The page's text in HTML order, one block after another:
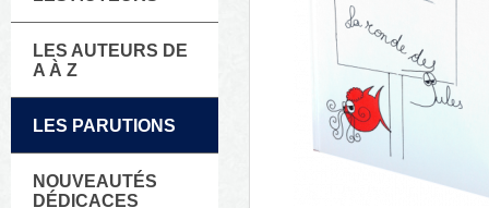
LES AUTEURS DE
A À Z
LES PARUTIONS
NOUVEAUTÉS
DÉDICACES